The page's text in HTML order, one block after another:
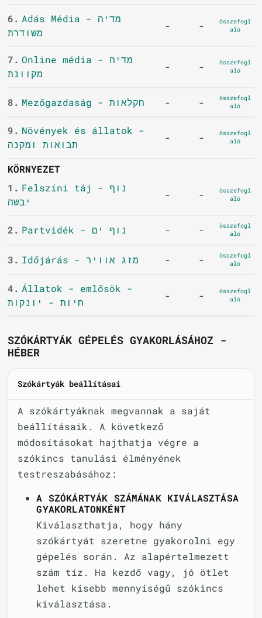
6. Adás Média - מדיה
משודרת
- -
összefogl
aló
7. Online média - מדיה
מקוונת
- -
összefogl
aló
8. Mezőgazdaság - חקלאות - -
összefogl
aló
9. Növények és állatok -
תבואות ומקנה
- -
összefogl
aló
KÖRNYEZET
1. Felszíni táj - נוף
יבשה
- -
összefogl
aló
2. Partvidék - נוף ים - -
összefogl
aló
3. Időjárás - מזג אוויר - -
összefogl
aló
4. Állatok - emlősök -
חיות - יונקות
- -
összefogl
aló
SZÓKÁRTYÁK GÉPELÉS GYAKORLÁSÁHOZ -
HÉBER
Szókártyák beállításai
A szókártyáknak megvannak a saját
beállításaik. A következő
módosításokat hajthatja végre a
szókincs tanulási élményének
testreszabásához:
A SZÓKÁRTYÁK SZÁMÁNAK KIVÁLASZTÁSA
GYAKORLATONKÉNT
Kiválaszthatja, hogy hány
szókártyát szeretne gyakorolni egy
gépelés során. Az alapértelmezett
szám tíz. Ha kezdő vagy, jó ötlet
lehet kisebb mennyiségű szókincs
kiválasztása.